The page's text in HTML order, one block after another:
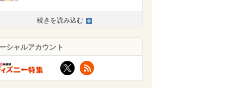
続きを読み込む
シャルアカウント
X